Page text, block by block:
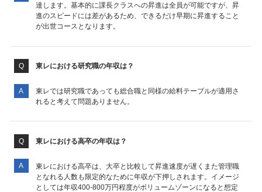
達します。基本的に課長クラスへの昇進は全員が可能ですが、昇
進のスピードには差があるため、できるだけ早期に昇進すること
が出世コースとなります。
東レにおける研究職の年収は？
東レでは研究職であっても総合職と同様の給料テーブルが適用さ
れると考えて問題ありません。
東レにおける高卒の年収は？
東レにおける高卒は、大卒と比較して昇進速度が遅くまた管理職
となれる人数も限定的なために年収が下押しされます。イメージ
としては年収400-800万円程度がボリュームゾーンになると想定